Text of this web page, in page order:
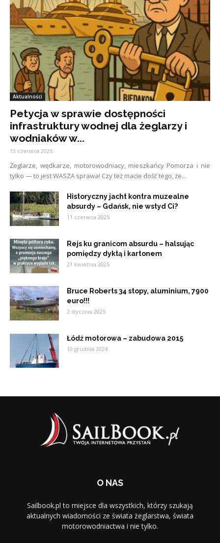
Aktualności
Petycja w sprawie dostępności
infrastruktury wodnej dla żeglarzy i
wodniaków w...
13 czerwca 2025
Żeglarze, wędkarze, motorowodniacy, mieszkańcy Pomorza i nie
tylko — to jest WASZA sprawa! Czy też macie dość tego, że...
Historyczny jacht kontra muzealne
absurdy – Gdańsk, nie wstyd Ci?
11 czerwca 2025
Rejs ku granicom absurdu – halsując
pomiędzy dyktą i kartonem
21 kwietnia 2025
Bruce Roberts 34 stopy, aluminium, 7900
euro!!!
2 stycznia 2025
Łódź motorowa – zabudowa 2015
10 grudnia 2024
O NAS
Sailbook.pl to miejsce dla wszystkich, którzy szukają
aktualnych wiadomości ze świata żeglarstwa, świata
motorowodniactwa i nie tylko.